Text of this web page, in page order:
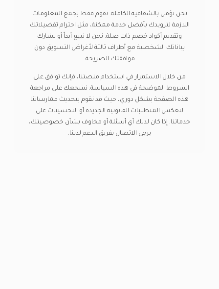
نحن نؤمن بالشفافية الكاملة. نقوم فقط بجمع المعلومات
اللازمة لتزويدك بأفضل خدمة ممكنة، مثل احترام تفضيلاتك
وتقديم أكواد خصم ذات صلة. نحن لا نبيع أبداً أو نشارك
بياناتك الشخصية مع أطراف ثالثة لأغراض التسويق دون
موافقتك الصريحة.
من خلال الاستمرار في استخدام منصتنا، فإنك توافق على
الشروط الموضحة في هذه السياسة. نشجعك على مراجعة
هذه الصفحة بشكل دوري، حيث قد نقوم بتحديث ممارساتنا
لتعكس المتطلبات القانونية الجديدة أو التحسينات على
خدماتنا. إذا كان لديك أي أسئلة أو مخاوف بشأن خصوصيتك،
يرجى الاتصال بفريق الدعم لدينا.